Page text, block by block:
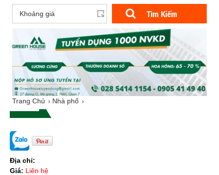
Tìm Kiếm
Trang Chủ Nhà phố
Địa chỉ:
Giá: Liên hệ